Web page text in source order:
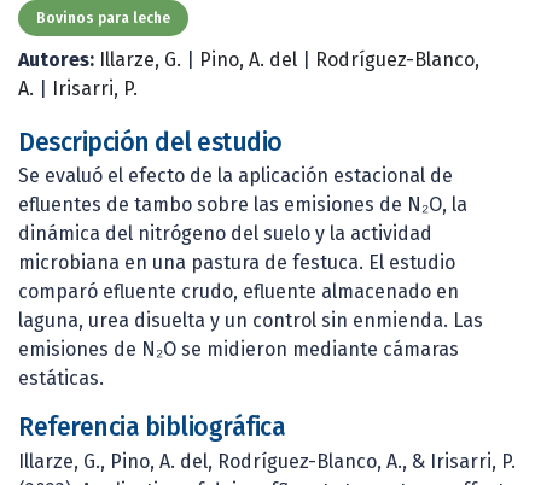
Bovinos para leche
Autores: Illarze, G. Pino, A. del
Rodríguez-Blanco,
A.
Irisarri, P.
Descripción del estudio
Se evaluó el efecto de la aplicación estacional de
efluentes de tambo sobre las emisiones de N₂O, la
dinámica del nitrógeno del suelo y la actividad
microbiana en una pastura de festuca. El estudio
comparó efluente crudo, efluente almacenado en
laguna, urea disuelta y un control sin enmienda. Las
emisiones de N₂O se midieron mediante cámaras
estáticas.
Referencia bibliográfica
Illarze, G., Pino, A. del, Rodríguez-Blanco, A., & Irisarri, P.